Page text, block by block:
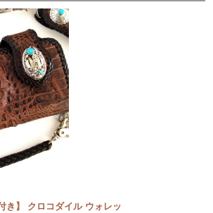
き】 クロコダイル ウォレッ